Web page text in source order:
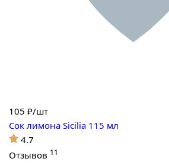
105 ₽/шт
Сок лимона Sicilia 115 мл
4.7
Отзывов 11